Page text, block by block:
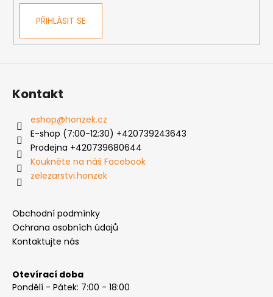
ý
p
PŘIHLÁSIT SE
Kontakt
eshop@honzek.cz
E-shop (7:00-12:30) +420739243643
Prodejna +420739680644
Koukněte na náš Facebook
zelezarstvi.honzek
Obchodní podmínky
Ochrana osobních údajů
Kontaktujte nás
Otevírací doba
Pondělí - Pátek: 7:00 - 18:00